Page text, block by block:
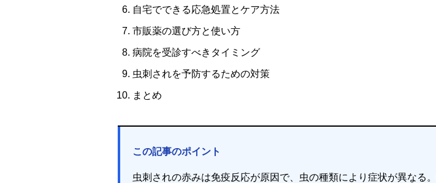
自宅でできる応急処置とケア方法
市販薬の選び方と使い方
病院を受診すべきタイミング
虫刺されを予防するための対策
まとめ
この記事のポイント
虫刺されの赤みは免疫反応が原因で、虫の種類により症状が異なる。